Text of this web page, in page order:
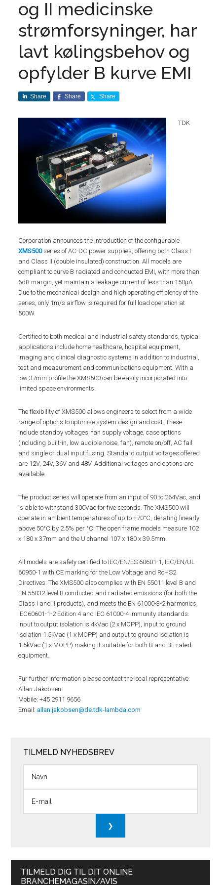
og II medicinske
strømforsyninger, har
lavt kølingsbehov og
opfylder B kurve EMI
Share Share Share
TDK
Corporation announces the introduction of the configurable
XMS500series of AC-DC power supplies, offering both Class I
and Class II (double insulated) construction. All models are
compliant to curve B radiated and conducted EMI, with more than
6dB margin, yet maintain a leakage current of less than 150µA.
Due to the mechanical design and high operating efficiency of the
series, only 1m/s airflow is required for full load operation at
500W.
Certified to both medical and industrial safety standards, typical
applications include home healthcare, hospital equipment,
imaging and clinical diagnostic systems in addition to industrial,
test and measurement and communications equipment. With a
low 37mm profile the XMS500 can be easily incorporated into
limited space environments.
The flexibility of XMS500 allows engineers to select from a wide
range of options to optimise system design and cost. These
include standby voltages, fan supply voltage, case options
(including built-in, low audible noise, fan), remote on/off, AC fail
and single or dual input fusing. Standard output voltages offered
are 12V, 24V, 36V and 48V. Additional voltages and options are
available.
The product series will operate from an input of 90 to 264Vac, and
is able to withstand 300Vac for five seconds. The XMS500 will
operate in ambient temperatures of up to +70°C, derating linearly
above 50°C by 2.5% per °C. The open frame models measure 102
x 180 x 37mm and the U channel 107 x 180 x 39.5mm.
All models are safety certified to IEC/EN/ES 60601-1, IEC/EN/UL
60950-1 with CE marking for the Low Voltage and RoHS2
Directives. The XMS500 also complies with EN 55011 level B and
EN 55032 level B conducted and radiated emissions (for both the
Class I and II products), and meets the EN 61000-3-2 harmonics,
IEC60601-1-2 Edition 4 and IEC 61000-4 immunity standards.
Input to output isolation is 4kVac (2 x MOPP), input to ground
isolation 1.5kVac (1 x MOPP) and output to ground isolation is
1.5kVac (1 x MOPP) making it suitable for both B and BF rated
equipment.
Fur further information please contact the local representative:
Allan Jakobsen
Mobile: +45 2911 9656
Email:allan.jakobsen@de.tdk-lambda.com
TILMELD NYHEDSBREV
TILMELD DIG TIL DIT ONLINE
BRANCHEMAGASIN/AVIS